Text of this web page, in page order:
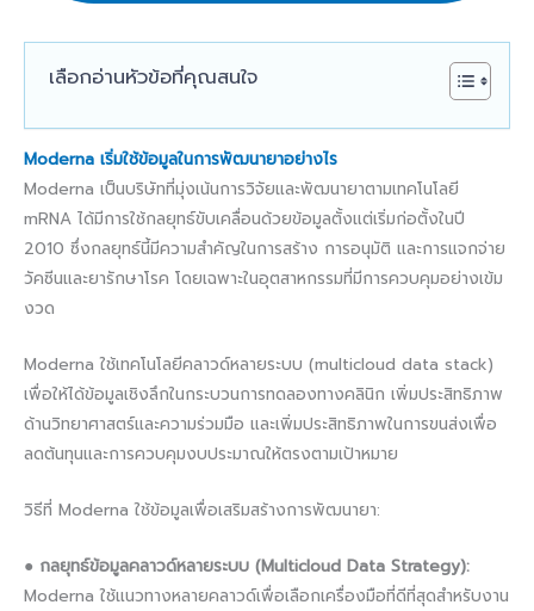
เลือกอ่านหัวข้อที่คุณสนใจ
Moderna เริ่มใช้ข้อมูลในการพัฒนายาอย่างไร
Moderna เป็นบริษัทที่มุ่งเน้นการวิจัยและพัฒนายาตามเทคโนโลยี
mRNA ได้มีการใช้กลยุทธ์ขับเคลื่อนด้วยข้อมูลตั้งแต่เริ่มก่อตั้งในปี
2010 ซึ่งกลยุทธ์นี้มีความสำคัญในการสร้าง การอนุมัติ และการแจกจ่าย
วัคซีนและยารักษาโรค โดยเฉพาะในอุตสาหกรรมที่มีการควบคุมอย่างเข้ม
งวด
Moderna ใช้เทคโนโลยีคลาวด์หลายระบบ (multicloud data stack)
เพื่อให้ได้ข้อมูลเชิงลึกในกระบวนการทดลองทางคลินิก เพิ่มประสิทธิภาพ
ด้านวิทยาศาสตร์และความร่วมมือ และเพิ่มประสิทธิภาพในการขนส่งเพื่อ
ลดต้นทุนและการควบคุมงบประมาณให้ตรงตามเป้าหมาย
วิธีที่ Moderna ใช้ข้อมูลเพื่อเสริมสร้างการพัฒนายา:
● กลยุทธ์ข้อมูลคลาวด์หลายระบบ (Multicloud Data Strategy):
Moderna ใช้แนวทางหลายคลาวด์เพื่อเลือกเครื่องมือที่ดีที่สุดสำหรับงาน